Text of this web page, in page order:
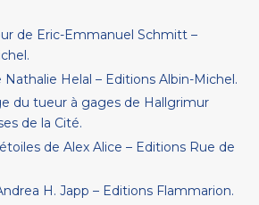
de Eric-Emmanuel Schmitt –
Nathalie Helal – Editions Albin-Michel.
du tueur à gages de Hallgrimur
de la Cité.
de Alex Alice – Editions Rue de
H. Japp – Editions Flammarion.